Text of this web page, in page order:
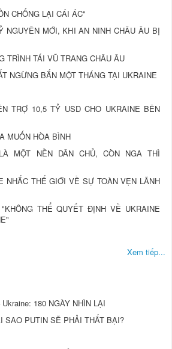
CHỐNG LẠI CÁI ÁC"
NGUYÊN MỚI, KHI AN NINH CHÂU ÂU BỊ
TRÌNH TÁI VŨ TRANG CHÂU ÂU
NGỪNG BẮN MỘT THÁNG TẠI UKRAINE
TRỢ 10,5 TỶ USD CHO UKRAINE BÊN
MUỐN HÒA BÌNH
MỘT NỀN DÂN CHỦ, CÒN NGA THÌ
NHẮC THẾ GIỚI VỀ SỰ TOÀN VẸN LÃNH
THỂ QUYẾT ĐỊNH VỀ UKRAINE
Xem tiếp...
180 NGÀY NHÌN LẠI
SAO PUTIN SẼ PHẢI THẤT BẠI?